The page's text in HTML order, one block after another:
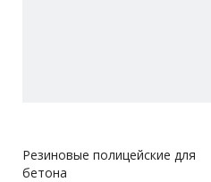
Резиновые полицейские для
бетона